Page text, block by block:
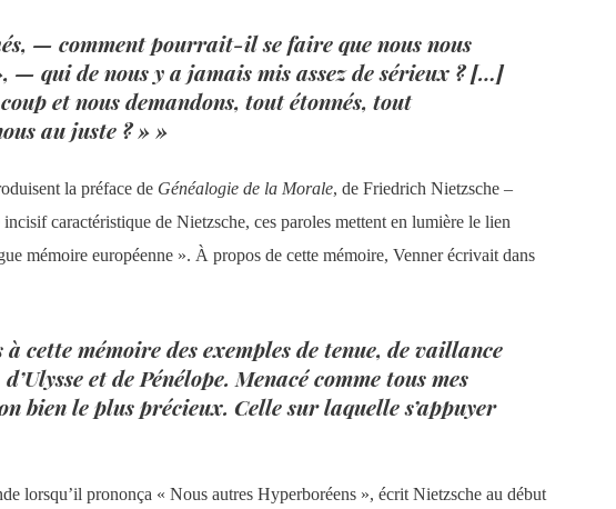
— comment pourrait-il se faire que nous nous
— qui de nous y a jamais mis assez de sérieux ? […]
et nous demandons, tout étonnés, tout
au juste ? » »
la préface de Généalogie de la Morale, de Friedrich Nietzsche –
caractéristique de Nietzsche, ces paroles mettent en lumière le lien
mémoire européenne ». À propos de cette mémoire, Venner écrivait dans
cette mémoire des exemples de tenue, de vaillance
et de Pénélope. Menacé comme tous mes
bien le plus précieux. Celle sur laquelle s’appuyer
lorsqu’il prononça « Nous autres Hyperboréens », écrit Nietzsche au début